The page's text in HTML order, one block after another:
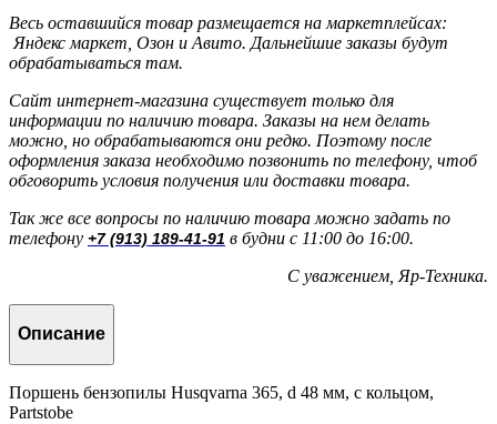
Весь оставшийся товар размещается на маркетплейсах:
Яндекс маркет, Озон и Авито. Дальнейшие заказы будут
обрабатываться там.
Сайт интернет-магазина существует только для
информации по наличию товара. Заказы на нем делать
можно, но обрабатываются они редко. Поэтому после
оформления заказа необходимо позвонить по телефону, чтоб
обговорить условия получения или доставки товара.
Так же все вопросы по наличию товара можно задать по
телефону +7 (913) 189-41-91 в будни с 11:00 до 16:00.
С уважением, Яр-Техника.
Описание
Поршень бензопилы Husqvarna 365, d 48 мм, с кольцом,
Partstobe